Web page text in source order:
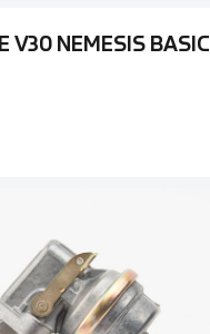
V30 NEMESIS BASIC